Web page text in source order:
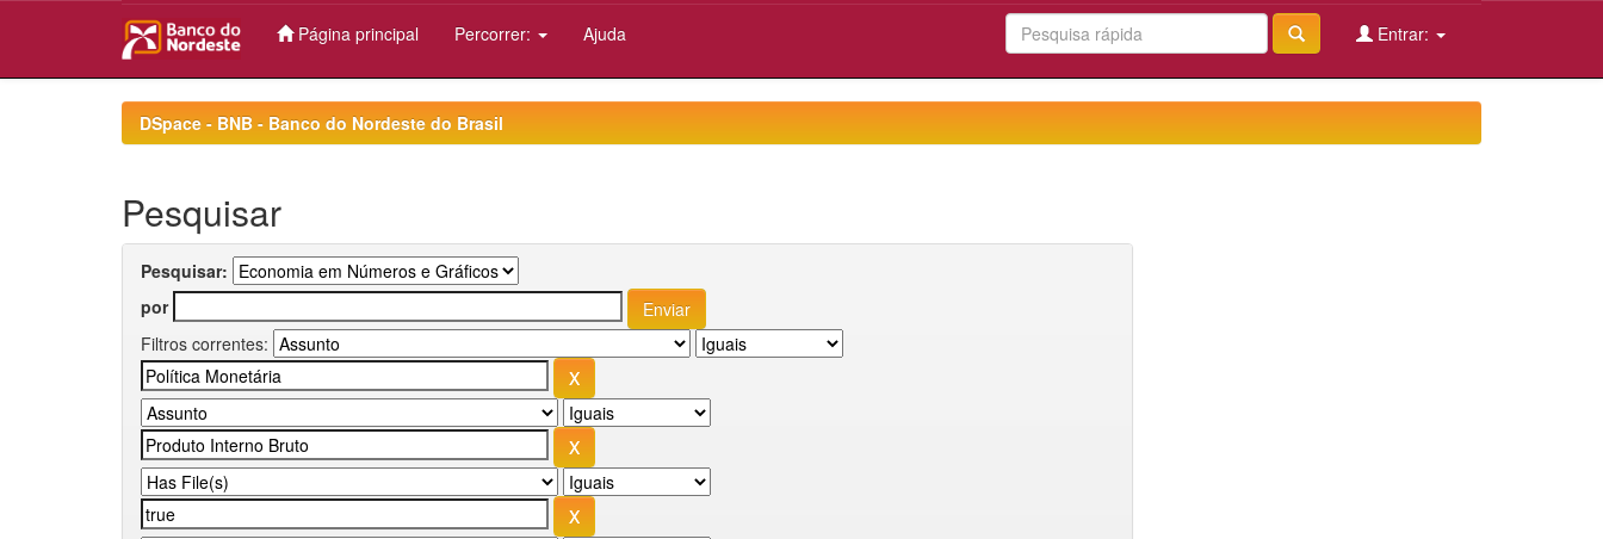
Página principal Percorrer: Ajuda Entrar:
DSpace - BNB - Banco do Nordeste do Brasil
Pesquisar
Pesquisar:
por
Filtros correntes: